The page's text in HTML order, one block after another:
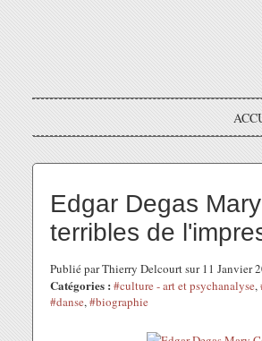
Edgar Degas
terribles de
Publié par Thierry Delcourt sur 11 Janvier
Catégories : #culture - art et psychanalyse,
#danse,#biographie